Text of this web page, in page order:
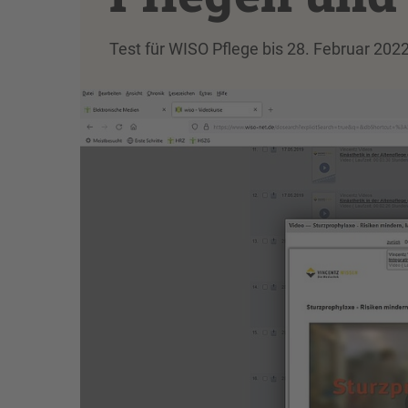
Test für WISO Pflege bis 28. Februar